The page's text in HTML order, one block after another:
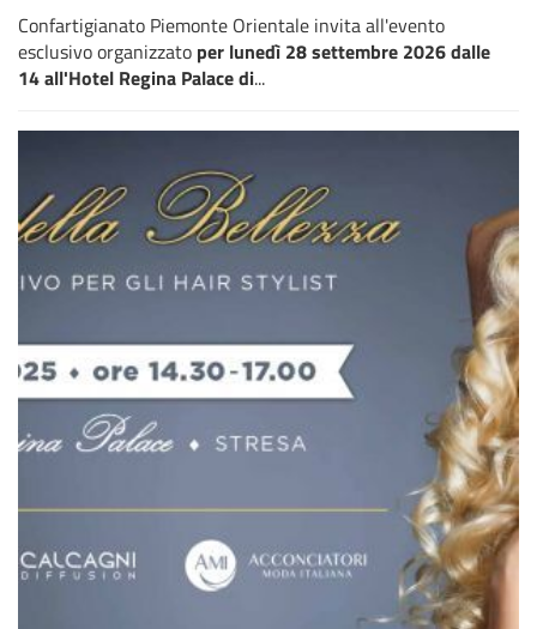
Confartigianato Piemonte Orientale invita all'evento
esclusivo organizzato per lunedì 28 settembre 2026 dalle
14 all'Hotel Regina Palace di...